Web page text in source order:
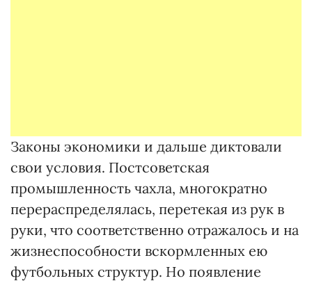
Законы экономики и дальше диктовали
свои условия. Постсоветская
промышленность чахла, многократно
перераспределялась, перетекая из рук в
руки, что соответственно отражалось и на
жизнеспособности вскормленных ею
футбольных структур. Но появление